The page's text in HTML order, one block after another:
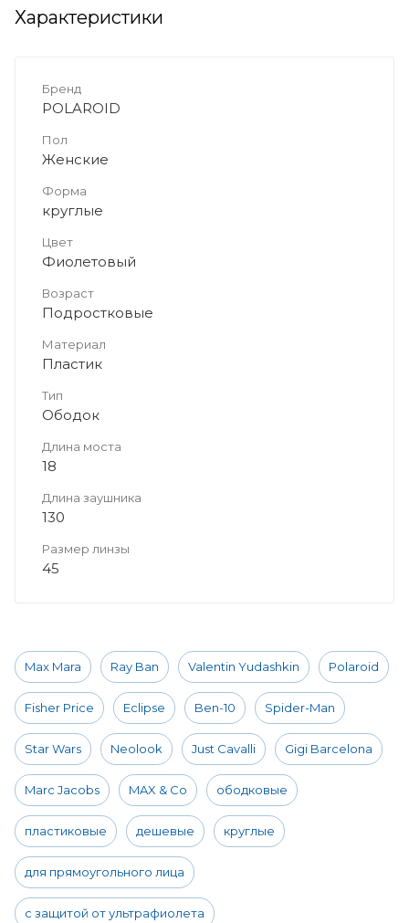
Характеристики
Бренд
POLAROID
Пол
Женские
Форма
круглые
Цвет
Фиолетовый
Возраст
Подростковые
Материал
Пластик
Тип
Ободок
Длина моста
18
Длина заушника
130
Размер линзы
45
Max Mara Ray Ban Valentin Yudashkin Polaroid
Fisher Price Eclipse Ben-10 Spider-Man
Star Wars Neolook Just Cavalli Gigi Barcelona
Marc Jacobs MAX & Co ободковые
пластиковые дешевые круглые
для прямоугольного лица
с защитой от ультрафиолета